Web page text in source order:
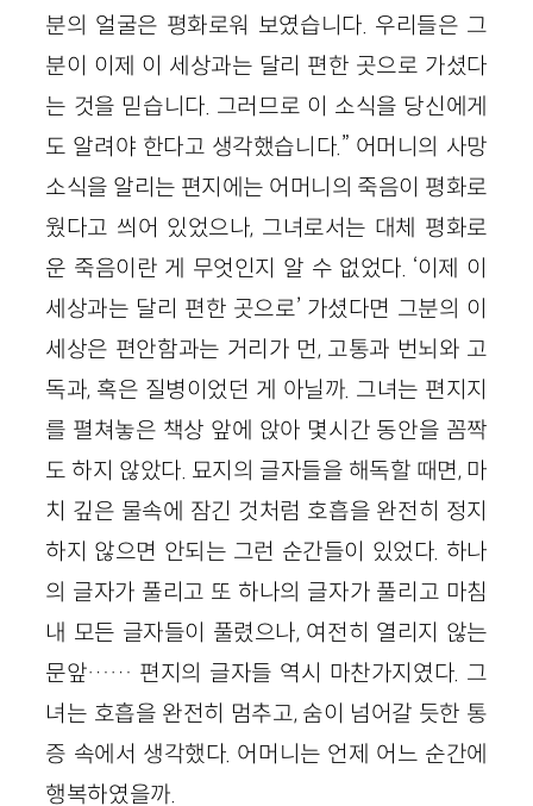
분의 얼굴은 평화로워 보였습니다. 우리들은 그
분이 이제 이 세상과는 달리 편한 곳으로 가셨다
는 것을 믿습니다. 그러므로 이 소식을 당신에게
도 알려야 한다고 생각했습니다.” 어머니의 사망
소식을 알리는 편지에는 어머니의 죽음이 평화로
웠다고 씌어 있었으나, 그녀로서는 대체 평화로
운 죽음이란 게 무엇인지 알 수 없었다. ‘이제 이
세상과는 달리 편한 곳으로’ 가셨다면 그분의 이
세상은 편안함과는 거리가 먼, 고통과 번뇌와 고
독과, 혹은 질병이었던 게 아닐까. 그녀는 편지지
를 펼쳐놓은 책상 앞에 앉아 몇시간 동안을 꼼짝
도 하지 않았다. 묘지의 글자들을 해독할 때면, 마
치 깊은 물속에 잠긴 것처럼 호흡을 완전히 정지
하지 않으면 안되는 그런 순간들이 있었다. 하나
의 글자가 풀리고 또 하나의 글자가 풀리고 마침
내 모든 글자들이 풀렸으나, 여전히 열리지 않는
문앞…… 편지의 글자들 역시 마찬가지였다. 그
녀는 호흡을 완전히 멈추고, 숨이 넘어갈 듯한 통
증 속에서 생각했다. 어머니는 언제 어느 순간에
행복하였을까.